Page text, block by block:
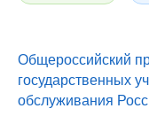
Общероссийский
государственных
обслуживания